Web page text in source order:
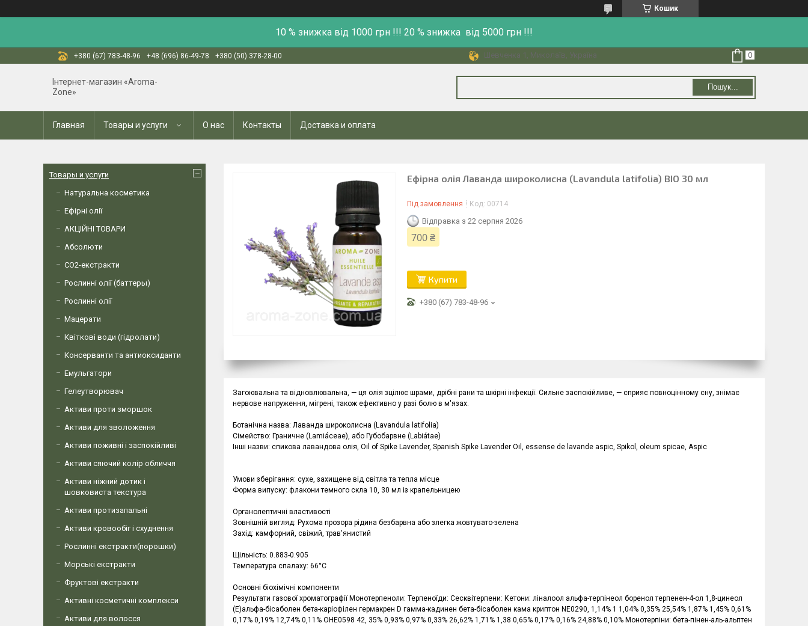
Кошик
10 % знижка від 1000 грн !!! 20 % знижка від 5000 грн !!!
+380 (67) 783-48-96 +48 (696) 86-49-78 +380 (50) 378-28-00 Шевченка 1, Миколаїв, Україна
Інтернет-магазин «Aroma-
Zone»
Пошук...
Главная Товары и услуги О нас Контакты Доставка и оплата
Ефірна олія Лаванда широколисна (Lavandula latifolia) BIO 30 мл
Під замовлення Код: 00714
Відправка з 22 серпня 2026
700 ₴
Купити
+380 (67) 783-48-96
Загоювальна та відновлювальна, — ця олія зцілює шрами, дрібні рани та шкірні інфекції. Сильне заспокійливе, — сприяє повноцінному сну, знімає
нервове напруження, мігрені, також ефективно у разі болю в м'язах.
Ботанічна назва: Лаванда широколисна (Lavandula latifolia)
Сімейство: Граничне (Lamiáceae), або Губобарвне (Labiátae)
Інші назви: спикова лавандова олія, Oil of Spike Lavender, Spanish Spike Lavender Oil, essense de lavande aspic, Spikol, oleum spicae, Aspic
Умови зберігання: сухе, захищене від світла та тепла місце
Форма випуску: флакони темного скла 10, 30 мл із крапельницею
Органолептичні властивості
Зовнішній вигляд: Рухома прозора рідина безбарвна або злегка жовтувато-зелена
Захід: камфорний, свіжий, трав'янистий
Щільність: 0.883-0.905
Температура спалаху: 66°C
Основні біохімічні компоненти
Результати газової хроматографії Монотерпеноли: Терпеноїди: Сесквітерпени: Кетони: ліналоол альфа-терпінеол боренол терпенен-4-ол 1,8-цинеол
(Е)альфа-бісаболен бета-каріофілен гермакрен D гамма-кадинен бета-бісаболен кама криптон NE0290, 1,14% 1 1,04% 0,35% 25,54% 1,87% 1,45% 0,61%
0,17% 0,19% 12,74% 0,11% OHE0598 42, 35% 0,93% 0,97% 0,33% 26,62% 1,71% 1,38 0,65% 0,17% 0,16% 24,88% 0,10% Монотерпіни: бета-пінен-аль-альптен
Товары и услуги
Натуральна косметика
Ефірні олії
АКЦІЙНІ ТОВАРИ
Абсолюти
СО2-екстракти
Рослинні олії (баттеры)
Рослинні олії
Мацерати
Квіткові води (гідролати)
Консерванти та антиоксиданти
Емульгатори
Гелеутворювач
Активи проти зморшок
Активи для зволоження
Активи поживні і заспокійливі
Активи сяючий колір обличчя
Активи ніжний дотик і
шовковиста текстура
Активи протизапальні
Активи кровообіг і схуднення
Рослинні екстракти(порошки)
Морські екстракти
Фруктові екстракти
Активні косметичні комплекси
Активи для волосся